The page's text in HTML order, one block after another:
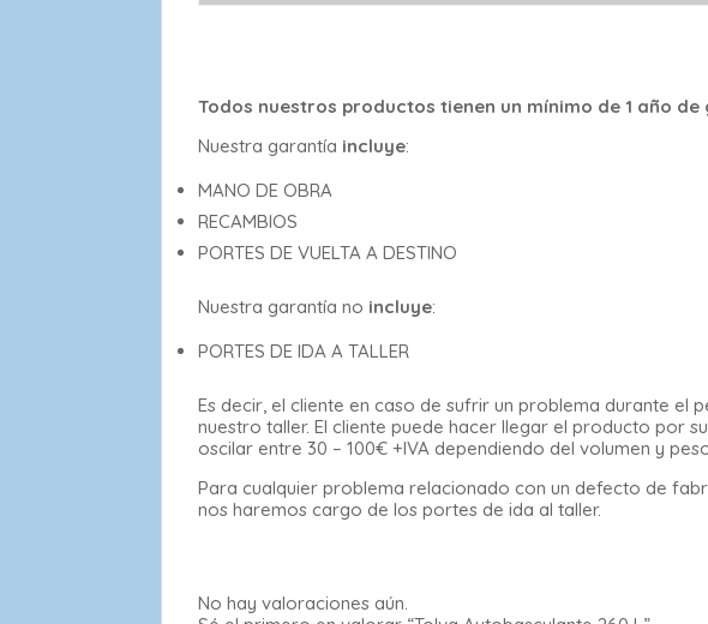
Todos nuestros productos tienen un mínimo de 1 año
Nuestra garantía incluye:
MANO DE OBRA
RECAMBIOS
PORTES DE VUELTA A DESTINO
Nuestra garantía no incluye:
PORTES DE IDA A TALLER
Es decir, el cliente en caso de sufrir un problema durante
nuestro taller. El cliente puede hacer llegar el producto por
oscilar entre 30 – 100€ +IVA dependiendo del volumen y
Para cualquier problema relacionado con un defecto de
nos haremos cargo de los portes de ida al taller.
No hay valoraciones aún.